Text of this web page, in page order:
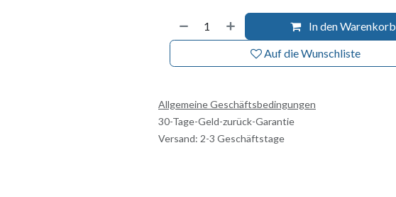
In den Warenkorb
Auf die Wunschliste
Allgemeine Geschäftsbedingungen
30-Tage-Geld-zurück-Garantie
Versand: 2-3 Geschäftstage